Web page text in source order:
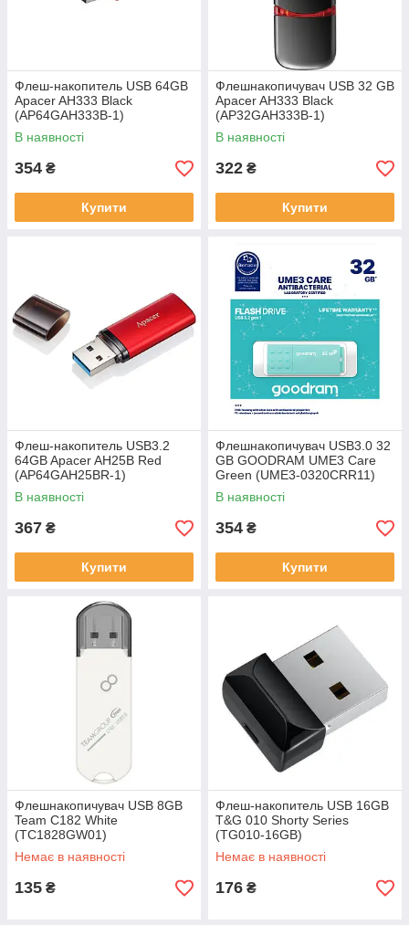
Флеш-накопитель USB 64GB
Apacer AH333 Black
(AP64GAH333B-1)
В наявності
354 ₴
Купити
Флешнакопичувач USB 32 GB
Apacer AH333 Black
(AP32GAH333B-1)
В наявності
322 ₴
Купити
Флеш-накопитель USB3.2
64GB Apacer AH25B Red
(AP64GAH25BR-1)
В наявності
367 ₴
Купити
Флешнакопичувач USB3.0 32
GB GOODRAM UME3 Care
Green (UME3-0320CRR11)
В наявності
354 ₴
Купити
Флешнакопичувач USB 8GB
Team C182 White
(TC1828GW01)
Немає в наявності
135 ₴
Флеш-накопитель USB 16GB
T&G 010 Shorty Series
(TG010-16GB)
Немає в наявності
176 ₴